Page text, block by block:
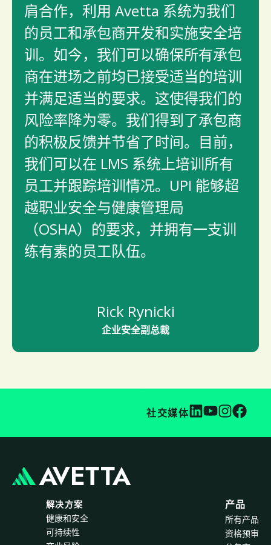
肩合作，利用 Avetta 系统为我们
的员工和承包商开发和实施安全培
训。如今，我们可以确保所有承包
商在进场之前均已接受适当的培训
并满足适当的要求。这使得我们的
风险率降为零。我们得到了承包商
的积极反馈并节省了时间。目前，
我们可以在 LMS 系统上培训所有
员工并跟踪培训情况。UPI 能够超
越职业安全与健康管理局
（OSHA）的要求，并拥有一支训
练有素的员工队伍。
Rick Rynicki
企业安全副总裁
社交媒体
解决方案
健康和安全
可持续性
产品
所有产品
资格预审